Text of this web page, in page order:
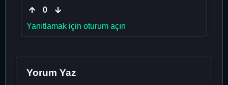
0
Yanıtlamak için oturum açın
Yorum Yaz